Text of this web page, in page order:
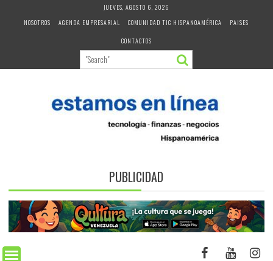
JUEVES, AGOSTO 6, 2026
NOSOTROS
AGENDA EMPRESARIAL COMUNIDAD TIC HISPANOAMÉRICA
PAISES
CONTACTOS
PUBLICIDAD